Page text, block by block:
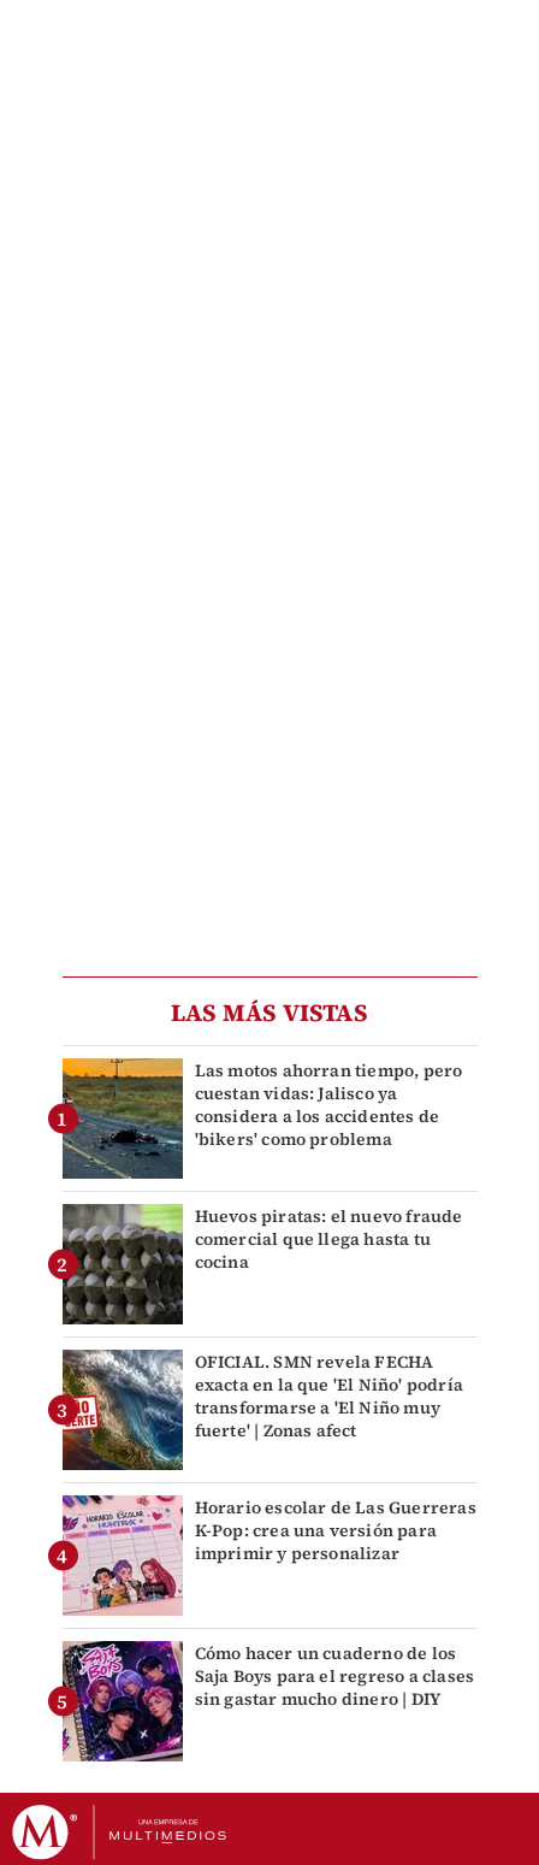
LAS MÁS VISTAS
Las motos ahorran tiempo, pero
cuestan vidas: Jalisco ya
considera a los accidentes de
'bikers' como problema
Huevos piratas: el nuevo fraude
comercial que llega hasta tu
cocina
OFICIAL. SMN revela FECHA
exacta en la que 'El Niño' podría
transformarse a 'El Niño muy
fuerte' | Zonas afect
Horario escolar de Las Guerreras
K-Pop: crea una versión para
imprimir y personalizar
Cómo hacer un cuaderno de los
Saja Boys para el regreso a clases
sin gastar mucho dinero | DIY